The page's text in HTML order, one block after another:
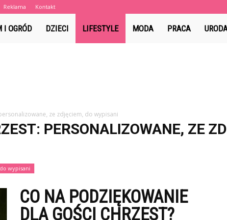
Reklama Kontakt
I OGRÓD DZIECI LIFESTYLE MODA PRACA
ze zdjęciem, do wypisani
PERSONALIZOWANE, ZE
wypisani
CO NA PODZIĘKOWANIE
DLA GOŚCI CHRZEST?